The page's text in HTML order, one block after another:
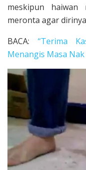
meskipun haiwan
meronta agar
BACA: “Terima
Menangis Masa